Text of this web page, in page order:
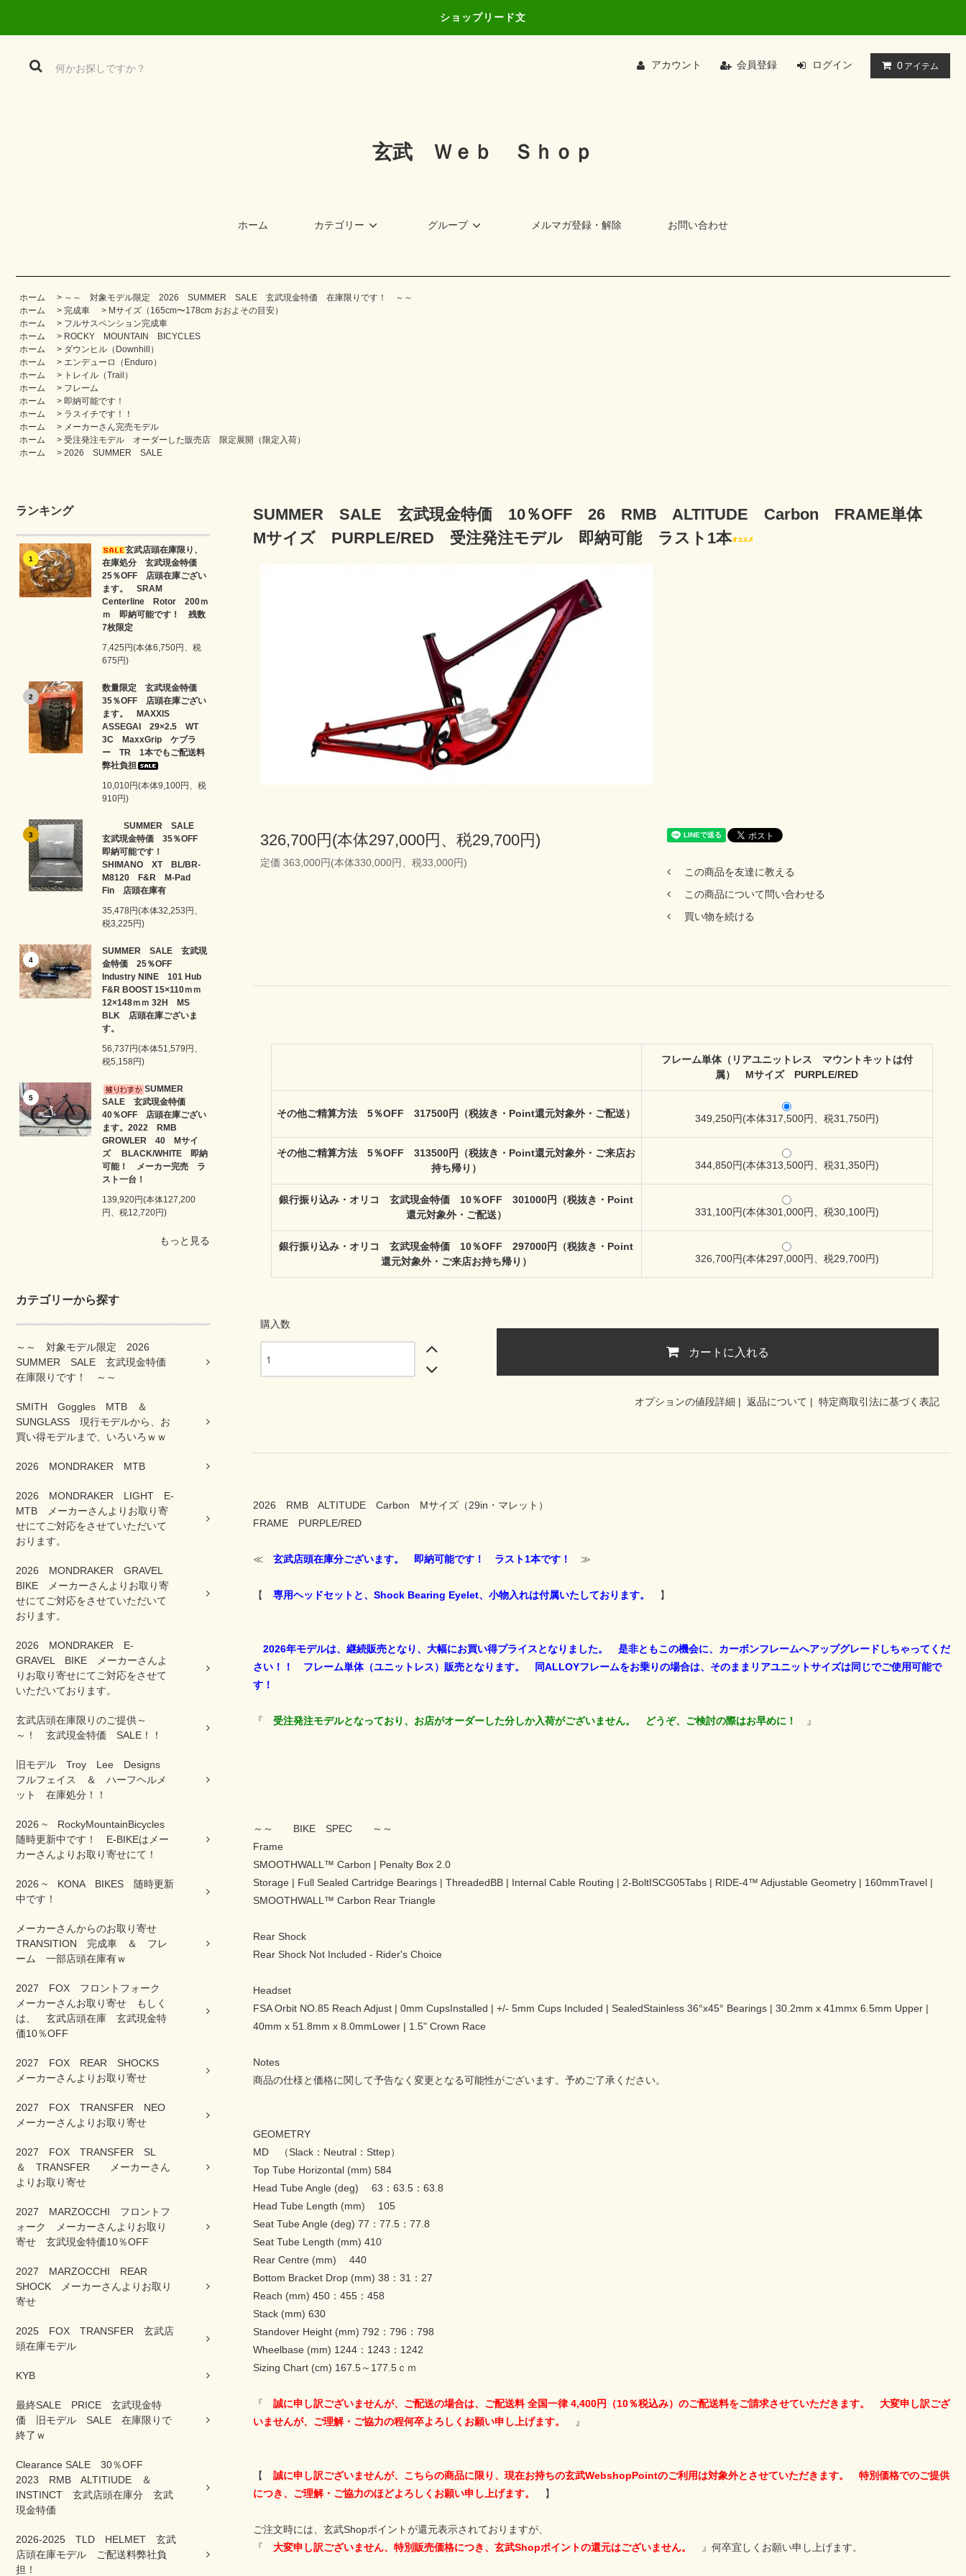
ショップリード文
アカウント 会員登録 ログイン 0 アイテム
玄武 Ｗｅｂ Ｓｈｏｐ
ホーム カテゴリー グループ メルマガ登録・解除 お問い合わせ
ホーム > ～～ 対象モデル限定 2026 SUMMER SALE 玄武現金特価 在庫限りです！ ～～
ホーム
> 完成車 > Mサイズ（165cm〜178cm おおよその目安）
ホーム
> フルサスペンション完成車
ホーム
> ROCKY MOUNTAIN BICYCLES
ホーム
> ダウンヒル（Downhill）
ホーム
> エンデューロ（Enduro）
ホーム
> トレイル（Trail）
ホーム
> フレーム
ホーム
> 即納可能です！
ホーム
> ラスイチです！！
ホーム
> メーカーさん完売モデル
ホーム
> 受注発注モデル オーダーした販売店 限定展開（限定入荷）
ホーム
> 2026 SUMMER SALE
ランキング
1
玄武店頭在庫限り、
在庫処分 玄武現金特価
25％OFF 店頭在庫ござい
ます。 SRAM
Centerline Rotor 200ｍ
ｍ 即納可能です！ 残数
7枚限定
7,425円(本体6,750円、税
675円)
2
数量限定 玄武現金特価
35％OFF 店頭在庫ござい
ます。 MAXXIS
ASSEGAI 29×2.5 WT
3C MaxxGrip ケブラ
ー TR 1本でもご配送料
弊社負担
10,010円(本体9,100円、税
910円)
3
SUMMER SALE
玄武現金特価 35％OFF
即納可能です！
SHIMANO XT BL/BR-
M8120 F&R M-Pad
Fin 店頭在庫有
35,478円(本体32,253円、
税3,225円)
4
SUMMER SALE 玄武現
金特価 25％OFF
Industry NINE 101 Hub
F&R BOOST 15×110ｍｍ
12×148ｍｍ 32H MS
BLK 店頭在庫ございま
す。
56,737円(本体51,579円、
税5,158円)
5
SUMMER
SALE 玄武現金特価
40％OFF 店頭在庫ござい
ます。2022 RMB
GROWLER 40 Mサイ
ズ BLACK/WHITE 即納
可能！ メーカー完売 ラ
スト一台！
139,920円(本体127,200
円、税12,720円)
もっと見る
カテゴリーから探す
～～ 対象モデル限定 2026
SUMMER SALE 玄武現金特価
在庫限りです！ ～～
SMITH Goggles MTB ＆
SUNGLASS 現行モデルから、お
買い得モデルまで、いろいろｗｗ
2026 MONDRAKER MTB
2026 MONDRAKER LIGHT E-
MTB メーカーさんよりお取り寄
せにてご対応をさせていただいて
おります。
2026 MONDRAKER GRAVEL
BIKE メーカーさんよりお取り寄
せにてご対応をさせていただいて
おります。
2026 MONDRAKER E-
GRAVEL BIKE メーカーさんよ
りお取り寄せにてご対応をさせて
いただいております。
玄武店頭在庫限りのご提供～
～！ 玄武現金特価 SALE！！
旧モデル Troy Lee Designs
フルフェイス ＆ ハーフヘルメ
ット 在庫処分！！
2026 ~ RockyMountainBicycles
随時更新中です！ E-BIKEはメー
カーさんよりお取り寄せにて！
2026 ~ KONA BIKES 随時更新
中です！
メーカーさんからのお取り寄せ
TRANSITION 完成車 ＆ フレ
ーム 一部店頭在庫有ｗ
2027 FOX フロントフォーク
メーカーさんお取り寄せ もしく
は、 玄武店頭在庫 玄武現金特
価10％OFF
2027 FOX REAR SHOCKS
メーカーさんよりお取り寄せ
2027 FOX TRANSFER NEO
メーカーさんよりお取り寄せ
2027 FOX TRANSFER SL
＆ TRANSFER メーカーさん
よりお取り寄せ
2027 MARZOCCHI フロントフ
ォーク メーカーさんよりお取り
寄せ 玄武現金特価10％OFF
2027 MARZOCCHI REAR
SHOCK メーカーさんよりお取り
寄せ
2025 FOX TRANSFER 玄武店
頭在庫モデル
KYB
最終SALE PRICE 玄武現金特
価 旧モデル SALE 在庫限りで
終了ｗ
Clearance SALE 30％OFF
2023 RMB ALTITIUDE ＆
INSTINCT 玄武店頭在庫分 玄武
現金特価
2026-2025 TLD HELMET 玄武
店頭在庫モデル ご配送料弊社負
担！
SUMMER SALE 玄武現金特価 10％OFF 26 RMB ALTITUDE Carbon FRAME単体
Mサイズ PURPLE/RED 受注発注モデル 即納可能 ラスト1本
326,700円(本体297,000円、税29,700円)
定価 363,000円(本体330,000円、税33,000円)
この商品を友達に教える
この商品について問い合わせる
買い物を続ける
フレーム単体（リアユニットレス マウントキットは付
属） Mサイズ PURPLE/RED
その他ご精算方法 5％OFF 317500円（税抜き・Point還元対象外・ご配送） 349,250円(本体317,500円、税31,750円)
その他ご精算方法 5％OFF 313500円（税抜き・Point還元対象外・ご来店お
持ち帰り）
344,850円(本体313,500円、税31,350円)
銀行振り込み・オリコ 玄武現金特価 10％OFF 301000円（税抜き・Point
還元対象外・ご配送）
331,100円(本体301,000円、税30,100円)
銀行振り込み・オリコ 玄武現金特価 10％OFF 297000円（税抜き・Point
還元対象外・ご来店お持ち帰り）
326,700円(本体297,000円、税29,700円)
購入数
カートに入れる
オプションの値段詳細 | 返品について | 特定商取引法に基づく表記
2026 RMB ALTITUDE Carbon Mサイズ（29in・マレット）
FRAME PURPLE/RED
≪ 玄武店頭在庫分ございます。 即納可能です！ ラスト1本です！ ≫
【 専用ヘッドセットと、Shock Bearing Eyelet、小物入れは付属いたしております。 】
2026年モデルは、継続販売となり、大幅にお買い得プライスとなりました。 是非ともこの機会に、カーボンフレームへアップグレードしちゃってくだ
さい！！ フレーム単体（ユニットレス）販売となります。 同ALLOYフレームをお乗りの場合は、そのままリアユニットサイズは同じでご使用可能で
す！
『 受注発注モデルとなっており、お店がオーダーした分しか入荷がございません。 どうぞ、ご検討の際はお早めに！ 』
～～ BIKE SPEC ～～
Frame
SMOOTHWALL™ Carbon | Penalty Box 2.0
Storage | Full Sealed Cartridge Bearings | ThreadedBB | Internal Cable Routing | 2-BoltISCG05Tabs | RIDE-4™ Adjustable Geometry | 160mmTravel |
SMOOTHWALL™ Carbon Rear Triangle
Rear Shock
Rear Shock Not Included - Rider's Choice
Headset
FSA Orbit NO.85 Reach Adjust | 0mm CupsInstalled | +/- 5mm Cups Included | SealedStainless 36°x45° Bearings | 30.2mm x 41mmx 6.5mm Upper |
40mm x 51.8mm x 8.0mmLower | 1.5" Crown Race
Notes
商品の仕様と価格に関して予告なく変更となる可能性がございます。予めご了承ください。
GEOMETRY
MD （Slack：Neutral：Sttep）
Top Tube Horizontal (mm) 584
Head Tube Angle (deg) 63：63.5：63.8
Head Tube Length (mm) 105
Seat Tube Angle (deg) 77：77.5：77.8
Seat Tube Length (mm) 410
Rear Centre (mm) 440
Bottom Bracket Drop (mm) 38：31：27
Reach (mm) 450：455：458
Stack (mm) 630
Standover Height (mm) 792：796：798
Wheelbase (mm) 1244：1243：1242
Sizing Chart (cm) 167.5～177.5ｃｍ
『 誠に申し訳ございませんが、ご配送の場合は、ご配送料 全国一律 4,400円（10％税込み）のご配送料をご請求させていただきます。 大変申し訳ござ
いませんが、ご理解・ご協力の程何卒よろしくお願い申し上げます。
』
【 誠に申し訳ございませんが、こちらの商品に限り、現在お持ちの玄武WebshopPointのご利用は対象外とさせていただきます。 特別価格でのご提供
につき、ご理解・ご協力のほどよろしくお願い申し上げます。
】
ご注文時には、玄武Shopポイントが還元表示されておりますが、
『 大変申し訳ございません、特別販売価格につき、玄武Shopポイントの還元はございません。 』何卒宜しくお願い申し上げます。